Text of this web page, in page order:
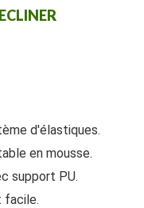
d'élastiques.
en mousse.
support PU.
facile.